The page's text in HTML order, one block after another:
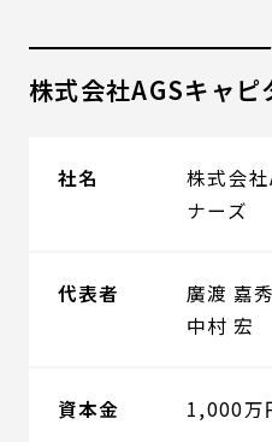
株式会社AGSキャピ
社名
株式会
ナーズ
代表者
廣渡 嘉秀
中村 宏
資本金 1,000万